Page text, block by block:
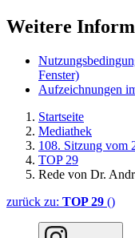
Weitere
Fenster)
Aufzeichnungen
Startseite
Mediathek
108. Sitzung vom
TOP 29
Rede von Dr.
zurück zu: TOP 29 ()